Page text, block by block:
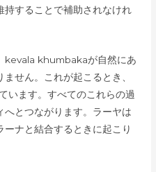
持することで補助されなけれ
kevala khumbakaが自然にあ
せん。これが起こるとき、
います。すべてのこれらの過
とつながります。ラーヤは
ナと結合するときに起こり